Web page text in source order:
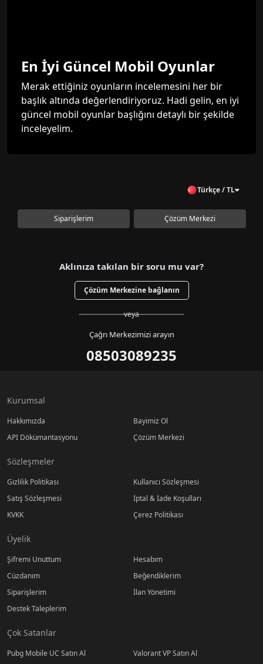
En İyi Güncel Mobil Oyunlar
Merak ettiğiniz oyunların incelemesini her bir
başlık altında değerlendiriyoruz. Hadi gelin, en iyi
güncel mobil oyunlar başlığını detaylı bir şekilde
inceleyelim.
Türkçe / TL
Siparişlerim Çözüm Merkezi
Aklınıza takılan bir soru mu var?
Çözüm Merkezine bağlanın
veya
Çağrı Merkezimizi arayın
08503089235
Kurumsal
Hakkımızda
Bayimiz Ol
API Dökümantasyonu
Çözüm Merkezi
Sözleşmeler
Gizlilik Politikası
Kullanıcı Sözleşmesi
Satış Sözleşmesi
İptal & İade Koşulları
KVKK
Çerez Politikası
Üyelik
Şifremi Unuttum
Hesabım
Cüzdanım
Beğendiklerim
Siparişlerim
İlan Yönetimi
Destek Taleplerim
Çok Satanlar
Pubg Mobile UC Satın Al
Valorant VP Satın Al